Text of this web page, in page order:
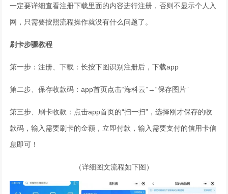
一定要详细查看注册下载里面的内容进行注册，否则不显示个人入
网，只需要按照流程操作就没有什么问题了。
刷卡步骤教程
第一步：注册、下载：长按下图识别注册后，下载app
第二步、保存收款码：app首页点击“海科云”→“保存图片”
第三步、刷卡收款：点击app首页的“扫一扫”，选择刚才保存的收
款码，输入需要刷卡的金额，立即付款，输入需要支付的信用卡信
息即可！
（详细图文流程如下图）